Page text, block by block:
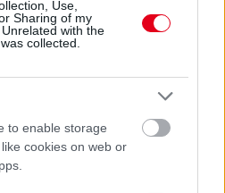
Use,
Sharing of my
with the
collected.
to enable storage
cookies on web or
kvalifikálta magát Bottas az
szünetben